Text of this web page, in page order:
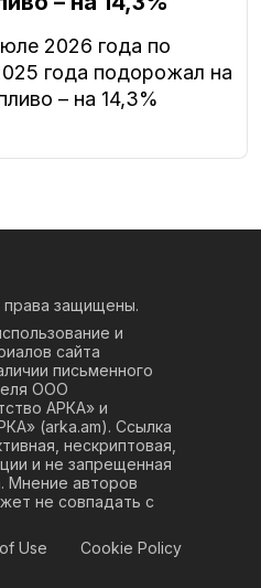
2026 года по
года подорожал на
– на 14,3%
права защищены.
и
сайта
письменного
ООО
АРКА» и
(arka.am). Ссылка
нескриптовая,
и не запрещенная
Мнение авторов
не совпадать с
Use Cookie Policy